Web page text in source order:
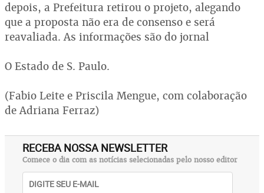
depois, a Prefeitura retirou o projeto, alegando
que a proposta não era de consenso e será
reavaliada. As informações são do jornal
O Estado de S. Paulo.
(Fabio Leite e Priscila Mengue, com colaboração
de Adriana Ferraz)
RECEBA NOSSA NEWSLETTER
Comece o dia com as notícias selecionadas pelo nosso editor